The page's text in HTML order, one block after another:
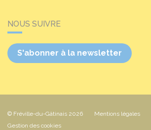
NOUS SUIVRE
S'abonner à la newsletter
© Fréville-du-Gâtinais 2026 Mentions légales
Gestion des cookies